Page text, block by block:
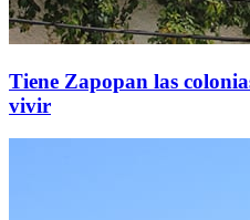
Tiene Zapopan las
vivir